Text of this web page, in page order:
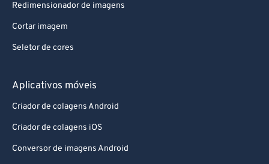
Redimensionador de imagens
Cortar imagem
Seletor de cores
Aplicativos móveis
Criador de colagens Android
Criador de colagens iOS
Conversor de imagens Android